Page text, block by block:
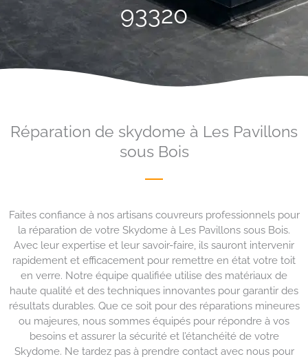
93320
Réparation de skydome à Les Pavillons
sous Bois
Faites confiance à nos artisans couvreurs professionnels pour
la réparation de votre Skydome à Les Pavillons sous Bois.
Avec leur expertise et leur savoir-faire, ils sauront intervenir
rapidement et efficacement pour remettre en état votre toit
en verre. Notre équipe qualifiée utilise des matériaux de
haute qualité et des techniques innovantes pour garantir des
résultats durables. Que ce soit pour des réparations mineures
ou majeures, nous sommes équipés pour répondre à vos
besoins et assurer la sécurité et l’étanchéité de votre
Skydome. Ne tardez pas à prendre contact avec nous pour